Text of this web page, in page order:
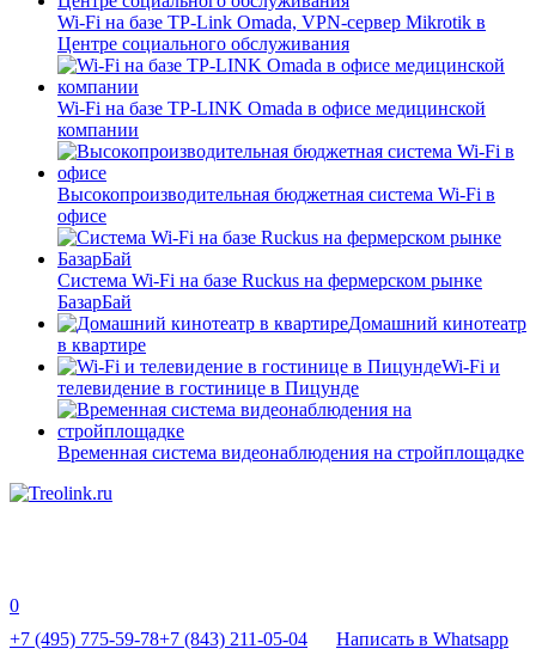
Wi-Fi на базе TP-Link Omada, VPN-сервер Mikrotik в
Центре социального обслуживания
Wi-Fi на базе TP-LINK Omada в офисе медицинской
компании
Высокопроизводительная бюджетная система Wi-Fi в
офисе
Система Wi-Fi на базе Ruckus на фермерском рынке
БазарБай
Домашний кинотеатр
в квартире
Wi-Fi и
телевидение в гостинице в Пицунде
Временная система видеонаблюдения на стройплощадке
0
+7 (495) 775-59-78+7 (843) 211-05-04
Написать в Whatsapp